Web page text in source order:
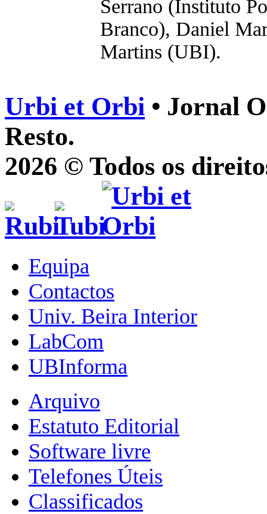
Serrano (Instituto
Branco), Daniel
Martins (UBI).
Urbi et Orbi • Jornal
Resto.
2026 © Todos os
Equipa
Contactos
Univ. Beira Interior
LabCom
UBInforma
Arquivo
Estatuto Editorial
Software livre
Telefones Úteis
Classificados